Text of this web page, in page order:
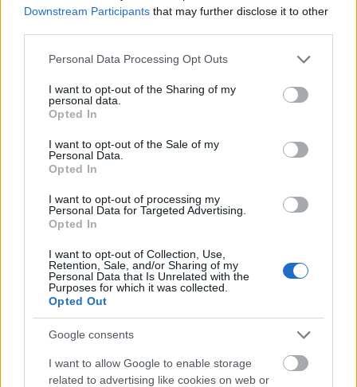
Downstream Participants that may further disclose it to other
Please note that this website/app uses one or more Google
not limited to your visit or usage behaviour. You may click to
grant or deny consent to Google and its third-party tags to
use your data for below specified purposes in below Google
consent section.
Personal Data Processing Opt Outs
I want to opt-out of the Sharing of my
personal data.
Opted In
I want to opt-out of the Sale of my
Personal Data.
Opted In
I want to opt-out of processing my
Personal Data for Targeted Advertising.
Opted In
I want to opt-out of Collection, Use,
Retention, Sale, and/or Sharing of my
Personal Data that Is Unrelated with the
Purposes for which it was collected.
Opted Out
Google consents
I want to allow Google to enable storage
related to advertising like cookies on web or
fellépéseken és sikereken túl – a rendszeres
komolyzenei életnek. Az elmúlt években a
zenekar sikeres koncertturnékon vett részt
Németország és az Egyesült Államok
nagyvárosaiban, Franciaországban,
Spanyolországban és Kínában, de számos
felkérés érkezik további külföldi fellépésekre,
mely jól tükrözi a zenekar egyre növekvő
külföldi népszerűségét.
Az új közönségszervező alapvető feladatai
lesznek a koncertjegyek és -bérletek
értékesítése (elővételben és a koncertek előtt
a helyszínen), kapcsolattartás a közönséggel
és a jegyértékesítésben együttműködő
partnerekkel, illetve új ügyfélkapcsolatok
kiépítése, a törzsközönség bővítése.
Az állás részleteitITTtaláljátok!